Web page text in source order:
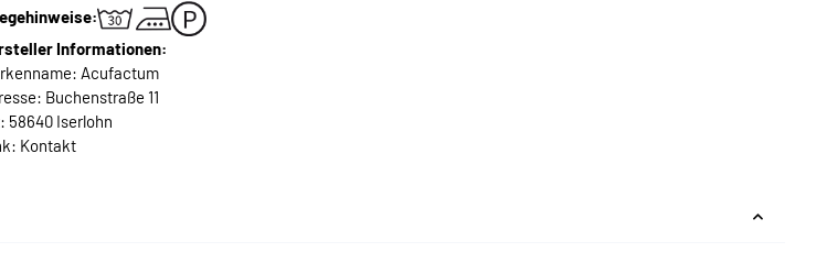
Informationen:
Acufactum
Buchenstraße 11
58640 Iserlohn
Kontakt